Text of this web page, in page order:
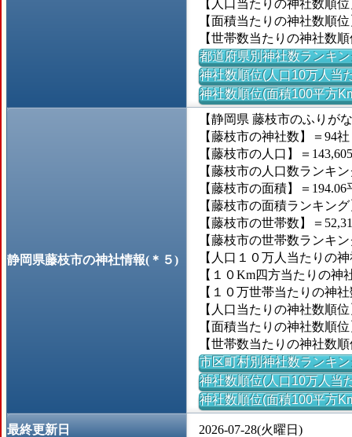
【人口当たりの神社数順
【面積当たりの神社数順
【世帯数当たりの神社数
都道府県別神社数ランキ
神社数順位(人口10万人当
神社数順位(面積100平方
静岡県藤枝市の神社情報(＊５)
【静岡県 藤枝市のふりが
【藤枝市の神社数】＝94社
【藤枝市の人口】＝
【藤枝市の人口数ランキ
【藤枝市の面積】＝194.06
【藤枝市の面積ランキン
【藤枝市の世帯数】＝
【藤枝市の世帯数ランキ
【人口１０万人当たりの
【１０Km四方当たりの神
【１０万世帯当たりの神
【人口当たりの神社数順
【面積当たりの神社数順
【世帯数当たりの神社数
市区町村別神社数ランキ
神社数順位(人口10万人当
神社数順位(面積100平方
最終更新日 2026-07-28(火曜日)